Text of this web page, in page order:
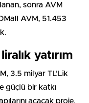
sonra AVM
AVM, 51.453
yatırım
3.5 milyar TL’Lik
güçlü bir katkı
açacak proje,